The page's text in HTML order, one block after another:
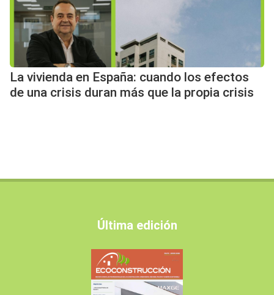
La vivienda en España: cuando los efectos
de una crisis duran más que la propia crisis
Última edición